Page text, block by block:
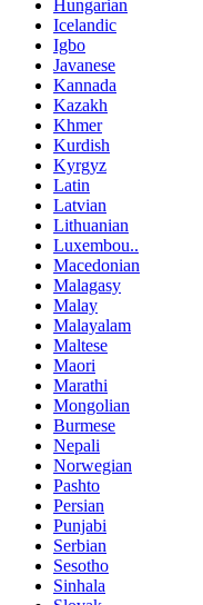
Hungarian
Icelandic
Igbo
Javanese
Kannada
Kazakh
Khmer
Kurdish
Kyrgyz
Latin
Latvian
Lithuanian
Luxembou..
Macedonian
Malagasy
Malay
Malayalam
Maltese
Maori
Marathi
Mongolian
Burmese
Nepali
Norwegian
Pashto
Persian
Punjabi
Serbian
Sesotho
Sinhala